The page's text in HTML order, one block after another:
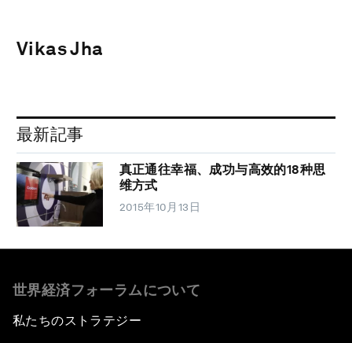
Vikas Jha
最新記事
真正通往幸福、成功与高效的18种思
维方式
2015年10月13日
世界経済フォーラムについて
私たちのストラテジー